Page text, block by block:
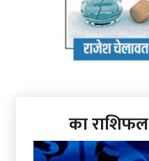
का राशिफल